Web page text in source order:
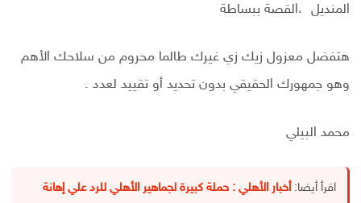
المنديل ،القصة ببساطة
هتفضل معزول زيك زي غيرك طالما محروم من سلاحك الأهم
وهو جمهورك الحقيقي بدون تحديد أو تقييد لعدد .
محمد البيلي
اقرأ أيضا: أخبار الأهلي : حملة كبيرة لجماهير الأهلي للرد علي إهانة